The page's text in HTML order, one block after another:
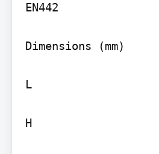
EN442
Dimensions (mm)
L
H